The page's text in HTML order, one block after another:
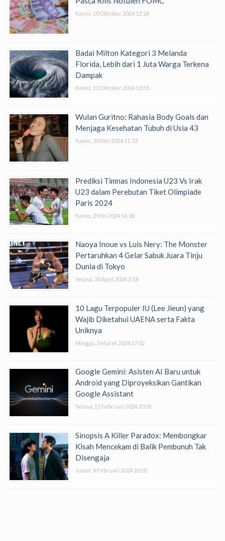
Kamis, 10 Oktober 2024 12:24
Badai Milton Kategori 3 Melanda
Florida, Lebih dari 1 Juta Warga Terkena
Dampak
Kamis, 10 Oktober 2024 10:55
Wulan Guritno: Rahasia Body Goals dan
Menjaga Kesehatan Tubuh di Usia 43
Kamis, 30 Mei 2024 11:53
Prediksi Timnas Indonesia U23 Vs Irak
U23 dalam Perebutan Tiket Olimpiade
Paris 2024
Kamis, 2 Mei 2024 16:28
Naoya Inoue vs Luis Nery: The Monster
Pertaruhkan 4 Gelar Sabuk Juara Tinju
Dunia di Tokyo
Selasa, 30 April 2024 2:18
10 Lagu Terpopuler IU (Lee Jieun) yang
Wajib Diketahui UAENA serta Fakta
Uniknya
Minggu, 3 Maret 2024 17:02
Google Gemini: Asisten AI Baru untuk
Android yang Diproyeksikan Gantikan
Google Assistant
Selasa, 13 Februari 2024 20:01
Sinopsis A Killer Paradox: Membongkar
Kisah Mencekam di Balik Pembunuh Tak
Disengaja
Jumat, 9 Februari 2024 20:02